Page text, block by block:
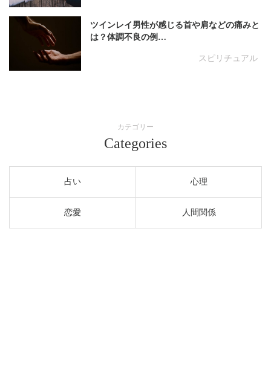
スピリチュアル
ツインレイ男性が感じる首や肩などの痛みと
は？体調不良の例…
カテゴリー
Categories
占い 心理
恋愛 人間関係